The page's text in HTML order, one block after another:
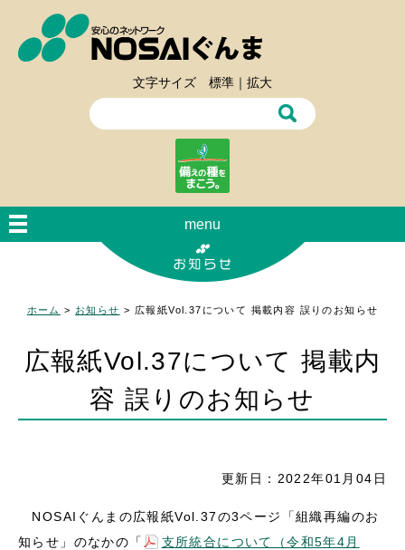
文字サイズ 標準 ｜ 拡大
menu
ホーム > お知らせ > 広報紙Vol.37について 掲載内容 誤りのお知らせ
広報紙Vol.37について 掲載内
容 誤りのお知らせ
更新日：2022年01月04日
NOSAIぐんまの広報紙Vol.37の3ページ「組織再編のお
知らせ」のなかの「
支所統合について（令和5年4月